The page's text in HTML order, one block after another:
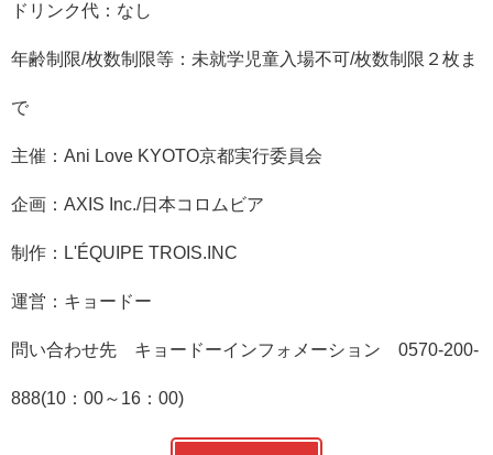
ドリンク代：なし
年齢制限/枚数制限等：未就学児童入場不可/枚数制限２枚ま
で
主催：Ani Love KYOTO京都実行委員会
企画：AXIS Inc./日本コロムビア
制作：L'ÉQUIPE TROIS.INC
運営：キョードー
問い合わせ先 キョードーインフォメーション 0570-200-
888(10：00～16：00)